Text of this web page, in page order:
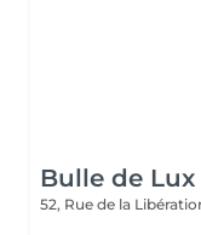
Bulle de Lux
52, Rue de la